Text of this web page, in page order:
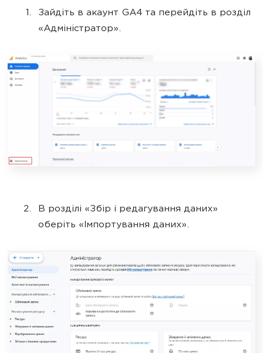
Зайдіть в акаунт GA4 та перейдіть в розділ
«Адміністратор».
В розділі «Збір і редагування даних»
оберіть «Імпортування даних».